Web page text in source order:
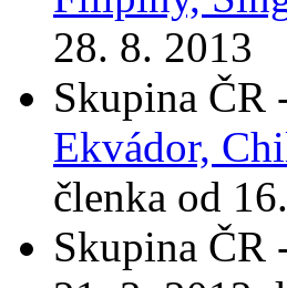
28. 8. 2013
Skupina ČR
Ekvádor,
členka od
Skupina ČR